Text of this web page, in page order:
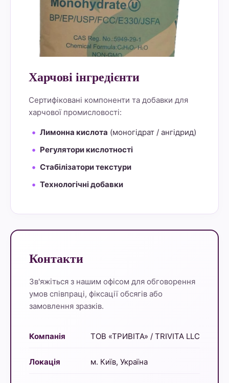
Харчові інгредієнти
Сертифіковані компоненти та добавки для
харчової промисловості:
Лимонна кислота (моногідрат / ангідрид)
Регулятори кислотності
Стабілізатори текстури
Технологічні добавки
Контакти
Зв'яжіться з нашим офісом для обговорення
умов співпраці, фіксації обсягів або
замовлення зразків.
Компанія ТОВ «ТРИВІТА» / TRIVITA LLC
Локація м. Київ, Україна